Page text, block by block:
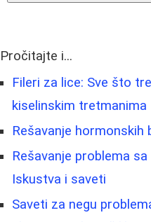
Pročitajte i...
Fileri za lice: Sve što
kiselinskim tretmanima
Rešavanje hormonskih
Rešavanje problema
Iskustva i saveti
Saveti za negu